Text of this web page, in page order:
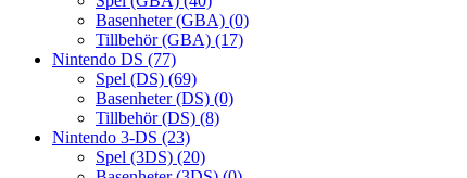
Basenheter (GBA) (0)
Tillbehör (GBA) (17)
Nintendo DS (77)
Spel (DS) (69)
Basenheter (DS) (0)
Tillbehör (DS) (8)
Nintendo 3-DS (23)
Spel (3DS) (20)